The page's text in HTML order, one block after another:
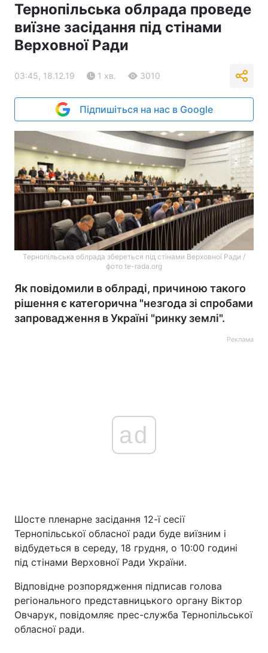
Тернопільська облрада проведе
виїзне засідання під стінами
Верховної Ради
03:45, 18.12.19 1 хв. 3010
Підпишіться на нас в Google
Тернопільська облрада збереться під стінами Верховної Ради /
фото te-rada.org
Як повідомили в облраді, причиною такого
рішення є категорична "незгода зі спробами
запровадження в Україні "ринку землі".
Реклама
ad
Шосте пленарне засідання 12-ї сесії
Тернопільської обласної ради буде виїзним і
відбудеться в середу, 18 грудня, о 10:00 годині
під стінами Верховної Ради України.
Відповідне розпорядження підписав голова
регіонального представницького органу Віктор
Овчарук, повідомляє прес-служба Тернопільської
обласної ради.